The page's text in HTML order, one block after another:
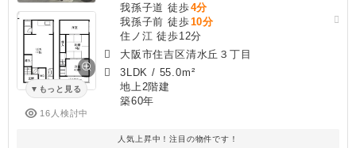
もっと見る
16人検討中
我孫子道 徒歩4分
我孫子前 徒歩10分
住ノ江 徒歩12分
大阪市住吉区清水丘３丁目
3LDK / 55.0m²
地上2階建
築60年
人気上昇中！注目の物件です！